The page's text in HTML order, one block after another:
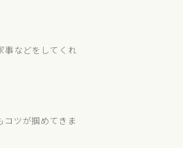
事などをしてくれ
コツが掴めてきま